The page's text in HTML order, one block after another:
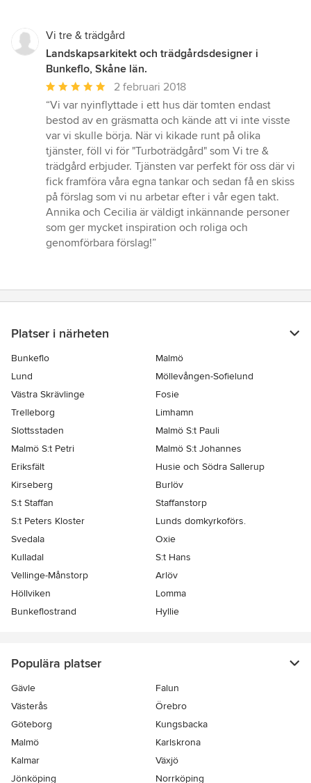
Vi tre & trädgård
Landskapsarkitekt och trädgårdsdesigner i
Bunkeflo, Skåne län.
Genomsnittligt
omdöme:
5
av
5
stjärnor
2 februari 2018
“Vi var nyinflyttade i ett hus där tomten endast
bestod av en gräsmatta och kände att vi inte visste
var vi skulle börja. När vi kikade runt på olika
tjänster, föll vi för "Turboträdgård" som Vi tre &
trädgård erbjuder. Tjänsten var perfekt för oss där vi
fick framföra våra egna tankar och sedan få en skiss
på förslag som vi nu arbetar efter i vår egen takt.
Annika och Cecilia är väldigt inkännande personer
som ger mycket inspiration och roliga och
genomförbara förslag!”
Platser i närheten
Bunkeflo
Malmö
Lund
Möllevången-Sofielund
Västra Skrävlinge
Fosie
Trelleborg
Limhamn
Slottsstaden
Malmö S:t Pauli
Malmö S:t Petri
Malmö S:t Johannes
Eriksfält
Husie och Södra Sallerup
Kirseberg
Burlöv
S:t Staffan
Staffanstorp
S:t Peters Kloster
Lunds domkyrkoförs.
Svedala
Oxie
Kulladal
S:t Hans
Vellinge-Månstorp
Arlöv
Höllviken
Lomma
Bunkeflostrand
Hyllie
Populära platser
Gävle
Falun
Västerås
Örebro
Göteborg
Kungsbacka
Malmö
Karlskrona
Kalmar
Växjö
Jönköping
Norrköping